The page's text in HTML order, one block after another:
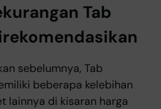
Tab
sebelumnya, Tab
beberapa kelebihan
lainnya di kisaran harga